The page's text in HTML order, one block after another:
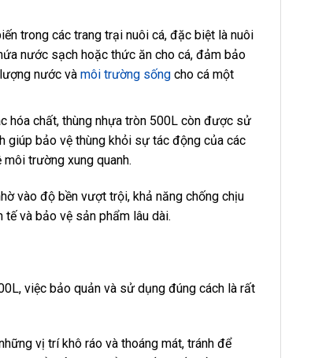
trong các trang trại nuôi cá, đặc biệt là nuôi
nước sạch hoặc thức ăn cho cá, đảm bảo
nước và môi trường sốngcho cá một
hóa chất, thùng nhựa tròn 500L còn được sử
giúp bảo vệ thùng khỏi sự tác động của các
trường xung quanh.
vào độ bền vượt trội, khả năng chống chịu
và bảo vệ sản phẩm lâu dài.
việc bảo quản và sử dụng đúng cách là rất
vị trí khô ráo và thoáng mát, tránh để